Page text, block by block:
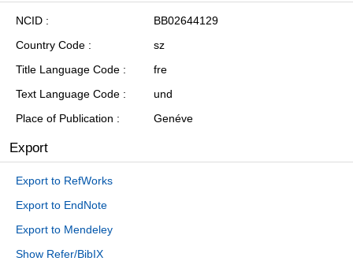
NCID
BB02644129
Country Code
sz
Title Language Code
fre
Text Language Code
und
Place of Publication
Genéve
Export
Export to RefWorks
Export to EndNote
Export to Mendeley
Show Refer/BibIX